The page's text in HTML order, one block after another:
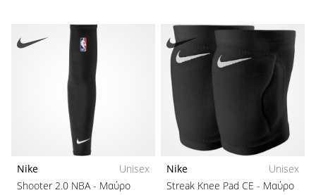
Nike
Unisex
Shooter 2.0 NBA- Μαύρο
Nike
Unisex
Streak Knee Pad CE - Μαύρο